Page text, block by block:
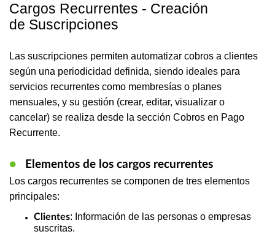
Cargos Recurrentes - Creación
de Suscripciones
Las suscripciones permiten automatizar cobros a clientes
según una periodicidad definida, siendo ideales para
servicios recurrentes como membresías o planes
mensuales, y su gestión (crear, editar, visualizar o
cancelar) se realiza desde la sección Cobros en Pago
Recurrente.
● Elementos de los cargos recurrentes
Los cargos recurrentes se componen de tres elementos
principales:
Clientes: Información de las personas o empresas
suscritas.